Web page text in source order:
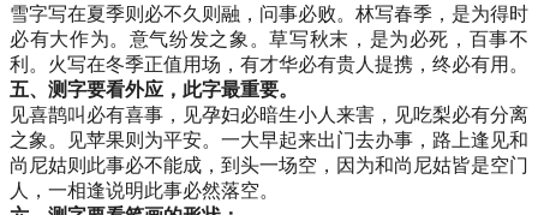
雪字写在夏季则必不久则融，问事必败。林写春季，是为得时
必有大作为。意气纷发之象。草写秋末，是为必死，百事不
利。火写在冬季正值用场，有才华必有贵人提携，终必有用。­
五、测字要看外应，此字最重要。
见喜鹊叫必有喜事，见孕妇必暗生小人来害，见吃梨必有分离
之象。见苹果则为平安。一大早起来出门去办事，路上逢见和
尚尼姑则此事必不能成，到头一场空，因为和尚尼姑皆是空门
人，一相逢说明此事必然落空。­